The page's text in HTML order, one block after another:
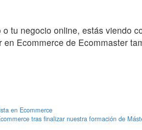
o tu negocio online, estás viendo
Ecommerce de Ecommaster
en Ecommerce
tras finalizar nuestra formación de